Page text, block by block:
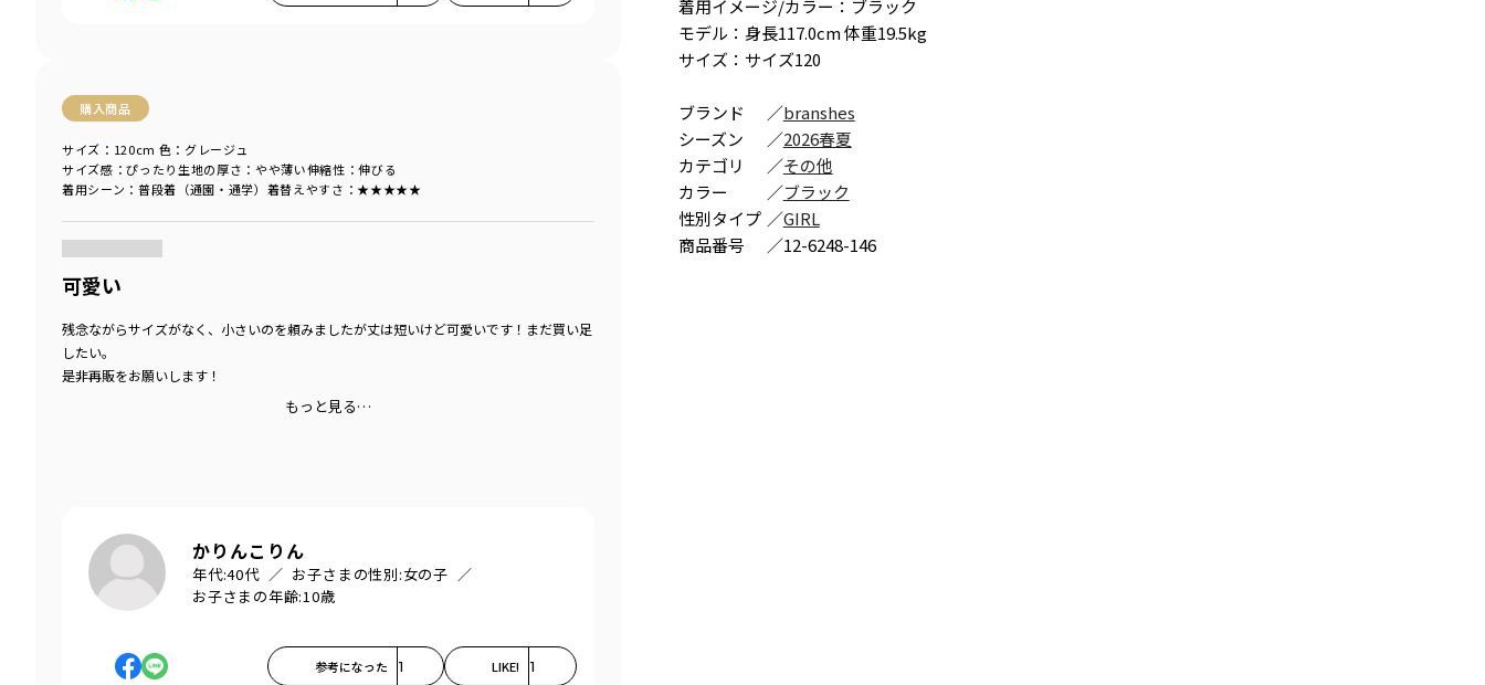
購入商品
サイズ感 ：ぴったり 生地の厚さ ：やや薄い伸縮性 ：伸びる
着用シーン ：普段着（通園・通学） 着替えやすさ ：★★★★★
サイズ：120cm 色：グレージュ
可愛い
残念ながらサイズがなく、小さいのを頼みましたが丈は短いけど可愛いです！まだ買い足
したい。
是非再販をお願いします！
もっと見る…
かりんこりん
年代:40代 お子さまの性別:女の子
お子さまの年齢:10歳
参考になった 1 LIKE! 1
着用イメージ/カラー：ブラック
モデル：身長117.0cm 体重19.5kg
サイズ：サイズ120
ブランド ／branshes
シーズン
／2026春夏
カテゴリ
／その他
カラー
／ブラック
性別タイプ ／GIRL
商品番号
／12-6248-146